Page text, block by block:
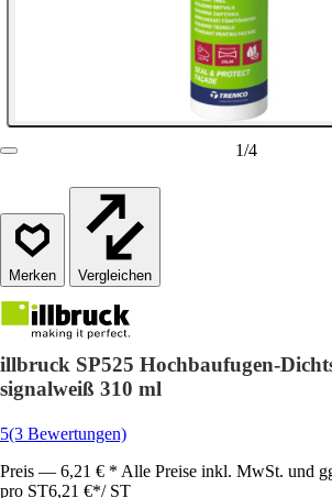
1/4
Vergleichen
illbruck SP525 Hochbaufugen-
signalweiß 310 ml
5(3 Bewertungen)
Preis — 6,21 € * Alle Preise inkl. MwSt. und
pro ST6,21 €*/ ST